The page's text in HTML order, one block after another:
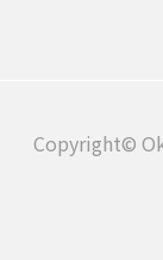
Copyright©